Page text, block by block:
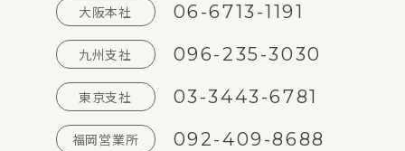
大阪本社 06-6713-1191
九州支社 096-235-3030
東京支社 03-3443-6781
福岡営業所 092-409-8688